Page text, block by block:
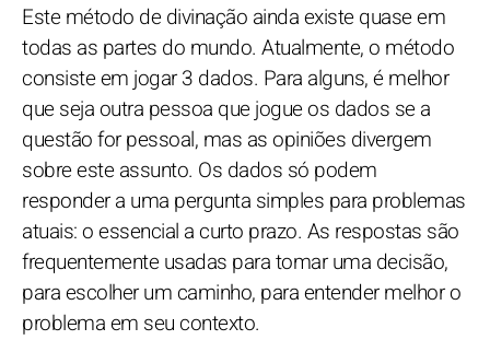
Este método de divinação ainda existe quase em
todas as partes do mundo. Atualmente, o método
consiste em jogar 3 dados. Para alguns, é melhor
que seja outra pessoa que jogue os dados se a
questão for pessoal, mas as opiniões divergem
sobre este assunto. Os dados só podem
responder a uma pergunta simples para problemas
atuais: o essencial a curto prazo. As respostas são
frequentemente usadas para tomar uma decisão,
para escolher um caminho, para entender melhor o
problema em seu contexto.